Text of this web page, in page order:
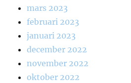
mars 2023
februari 2023
januari 2023
december 2022
november 2022
oktober 2022